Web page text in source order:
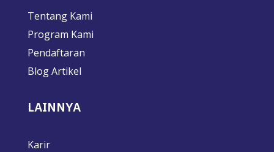
Tentang Kami
Program Kami
Pendaftaran
Blog Artikel
LAINNYA
Karir